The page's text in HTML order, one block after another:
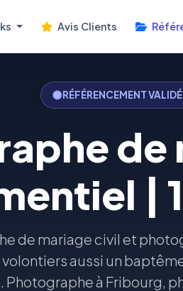
Avis Clients
RÉFÉRENCEMENT VALIDÉ
de
|
de mariage civil et
aussi un
Photographe à Fribourg,